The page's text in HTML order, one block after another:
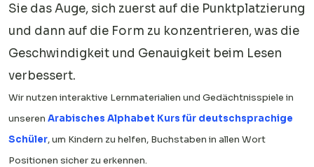
Sie das Auge, sich zuerst auf die Punktplatzierung
und dann auf die Form zu konzentrieren, was die
Geschwindigkeit und Genauigkeit beim Lesen
verbessert.
Wir nutzen interaktive Lernmaterialien und Gedächtnisspiele in
unseren Arabisches Alphabet Kurs für deutschsprachige
Schüler, um Kindern zu helfen, Buchstaben in allen Wort
Positionen sicher zu erkennen.